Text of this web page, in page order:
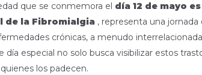
que se conmemora el día 12 de mayo
de la Fibromialgia , representa una
crónicas, a menudo
día especial no solo busca visibilizar estos
los padecen.